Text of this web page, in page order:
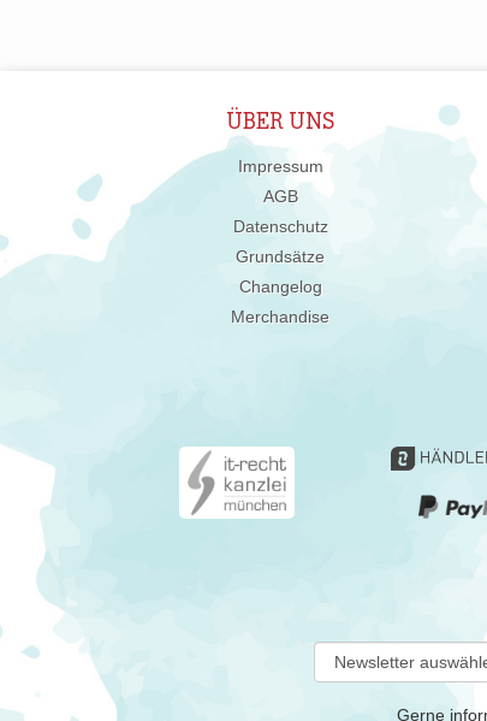
ÜBER UNS
Impressum
AGB
Datenschutz
Grundsätze
Changelog
Merchandise
Gerne